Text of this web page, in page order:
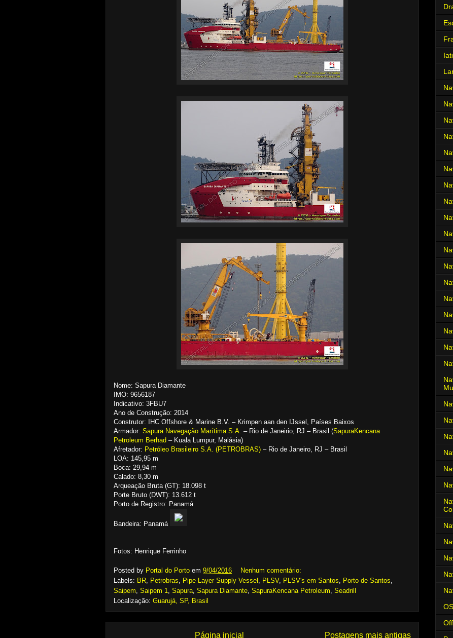
Nome: Sapura Diamante
IMO: 9656187
Indicativo: 3FBU7
Ano de Construção: 2014
Construtor: IHC Offshore & Marine B.V. – Krimpen aan den IJssel, Países Baixos
Armador: Sapura Navegação Marítima S.A. – Rio de Janeirio, RJ – Brasil (SapuraKencana
Petroleum Berhad – Kuala Lumpur, Malásia)
Afretador: Petróleo Brasileiro S.A. (PETROBRAS) – Rio de Janeiro, RJ – Brasil
LOA: 145,95 m
Boca: 29,94 m
Calado: 8,30 m
Arqueação Bruta (GT): 18.098 t
Porte Bruto (DWT): 13.612 t
Porto de Registro: Panamá
Bandeira: Panamá
Fotos: Henrique Ferrinho
Posted by Portal do Porto em 9/04/2016
Nenhum comentário:
Labels: BR, Petrobras, Pipe Layer Supply Vessel , PLSV, PLSV's em Santos, Porto de Santos,
Saipem, Saipem 1, Sapura, Sapura Diamante, SapuraKencana Petroleum, Seadrill
Localização: Guarujá, SP, Brasil
Postagens mais antigas
Página inicial